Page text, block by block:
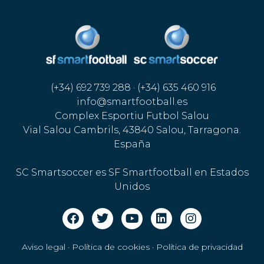
(+34) 692 739 288 · (+34) 635 460 916
info@smartfootball.es
Complex Esportiu Futbol Salou
Vial Salou Cambrils, 43840 Salou, Tarragona.
España
SC Smartsoccer es SF Smartfootball en Estados
Unidos
Aviso legal · Política de cookies· Política de privacidad